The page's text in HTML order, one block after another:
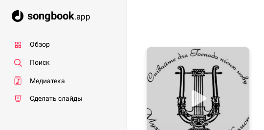
songbook.app
Обзор
Поиск
Медиатека
Сделать слайды